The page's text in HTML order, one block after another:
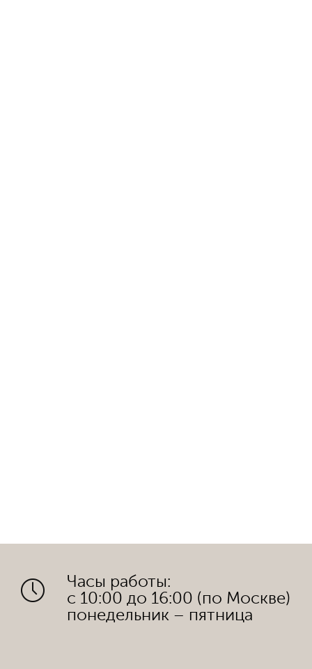
Часы работы:
с 10:00 до 16:00 (по Москве)
понедельник – пятница